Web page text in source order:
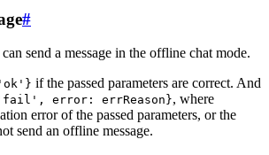
#
send a message in the offline chat mode.
if the passed parameters are correct. And
error: errReason}, where
error of the passed parameters, or the
send an offline message.